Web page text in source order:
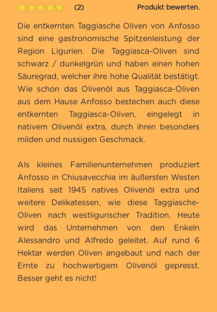
Bewertet mit
5.00 von 5,
basierend
auf
Kundenbewertungen
2
Die entkernten Taggiasche Oliven von Anfosso
sind eine gastronomische Spitzenleistung der
Region Ligurien. Die Taggiasca-Oliven sind
schwarz / dunkelgrün und haben einen hohen
Säuregrad, welcher ihre hohe Qualität bestätigt.
Wie schon das Olivenöl aus Taggiasca-Oliven
aus dem Hause Anfosso bestechen auch diese
entkernten Taggiasca-Oliven, eingelegt in
nativem Olivenöl extra, durch ihren besonders
milden und nussigen Geschmack.
Als kleines Familienunternehmen produziert
Anfosso in Chiusavecchia im äußersten Westen
Italiens seit 1945 natives Olivenöl extra und
weitere Delikatessen, wie diese Taggiasche-
Oliven nach westligurischer Tradition. Heute
wird das Unternehmen von den Enkeln
Alessandro und Alfredo geleitet. Auf rund 6
Hektar werden Oliven angebaut und nach der
Ernte zu hochwertigem Olivenöl gepresst.
Besser geht es nicht!